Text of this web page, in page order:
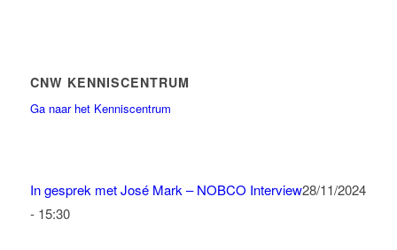
CNW KENNISCENTRUM
Ga naar het Kenniscentrum
In gesprek met José Mark – NOBCO Interview28/11/2024
- 15:30